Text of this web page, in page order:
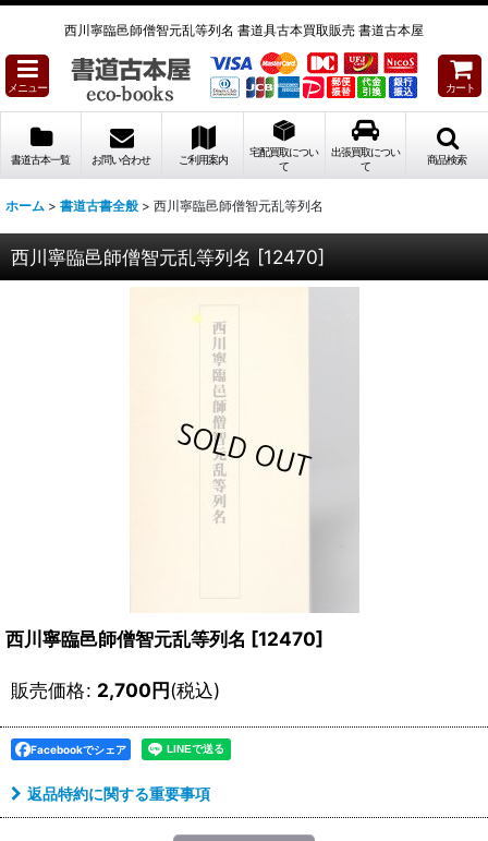
西川寧臨邑師僧智元乱等列名 書道具古本買取販売 書道古本屋
メニュー カート
書道古本一覧 お問い合わせ ご利用案内
宅配買取につい
て
出張買取につい
て
商品検索
ホーム > 書道古書全般 > 西川寧臨邑師僧智元乱等列名
西川寧臨邑師僧智元乱等列名 [12470]
西川寧臨邑師僧智元乱等列名 [12470]
販売価格: 2,700円(税込)
Facebookでシェア
返品特約に関する重要事項